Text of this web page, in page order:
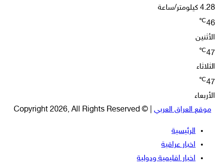
4.28 كيلومتر/ساعة
46
℃
الأثنين
47
℃
الثلاثاء
47
℃
الأربعاء
موقع العراق العربي | © Copyright 2026, All Rights Reserved
الرئيسية
اخبار عراقية
اخبار اقليمية ودولية